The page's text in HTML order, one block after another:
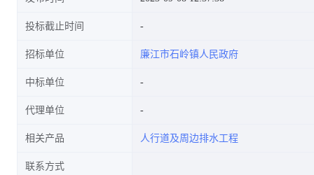
投标截止时间
招标单位 廉江市石岭镇人民政府
中标单位
代理单位
相关产品 人行道及周边排水工程
联系方式